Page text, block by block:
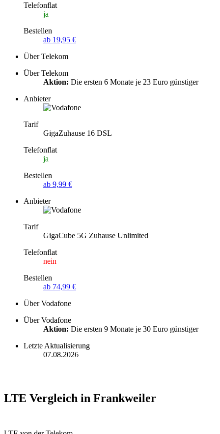
Telefonflat
ja
Bestellen
ab 19,95 €
Über Telekom
Über Telekom
Aktion: Die ersten 6 Monate je 23 Euro günstiger
Anbieter
Tarif
GigaZuhause 16 DSL
Telefonflat
ja
Bestellen
ab 9,99 €
Anbieter
Tarif
GigaCube 5G Zuhause Unlimited
Telefonflat
nein
Bestellen
ab 74,99 €
Über Vodafone
Über Vodafone
Aktion: Die ersten 9 Monate je 30 Euro günstiger
Letzte Aktualisierung
07.08.2026
LTE Vergleich in Frankweiler